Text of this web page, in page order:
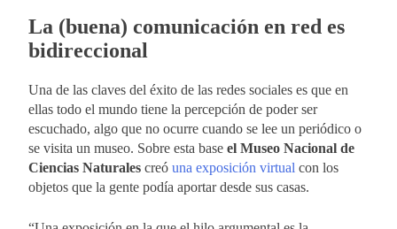
La (buena) comunicación en red es
bidireccional
Una de las claves del éxito de las redes sociales es que en
ellas todo el mundo tiene la percepción de poder ser
escuchado, algo que no ocurre cuando se lee un periódico o
se visita un museo. Sobre esta base el Museo Nacional de
Ciencias Naturales creó una exposición virtual con los
objetos que la gente podía aportar desde sus casas.